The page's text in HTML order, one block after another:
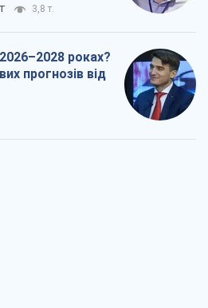
3,8 т.
роках?
прогнозів від